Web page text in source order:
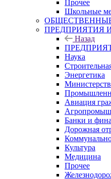
Прочее
Школьные
ПРЕДПРИЯТИЯ
Назад
Наука
Энергетика
Авиация
Банки и
Дорожная
Культура
Медицина
Прочее